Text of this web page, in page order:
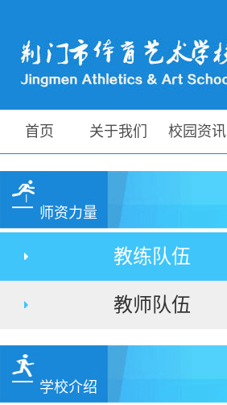
首页 关于我们 校园资讯
师资力量
教练队伍
教师队伍
学校介绍